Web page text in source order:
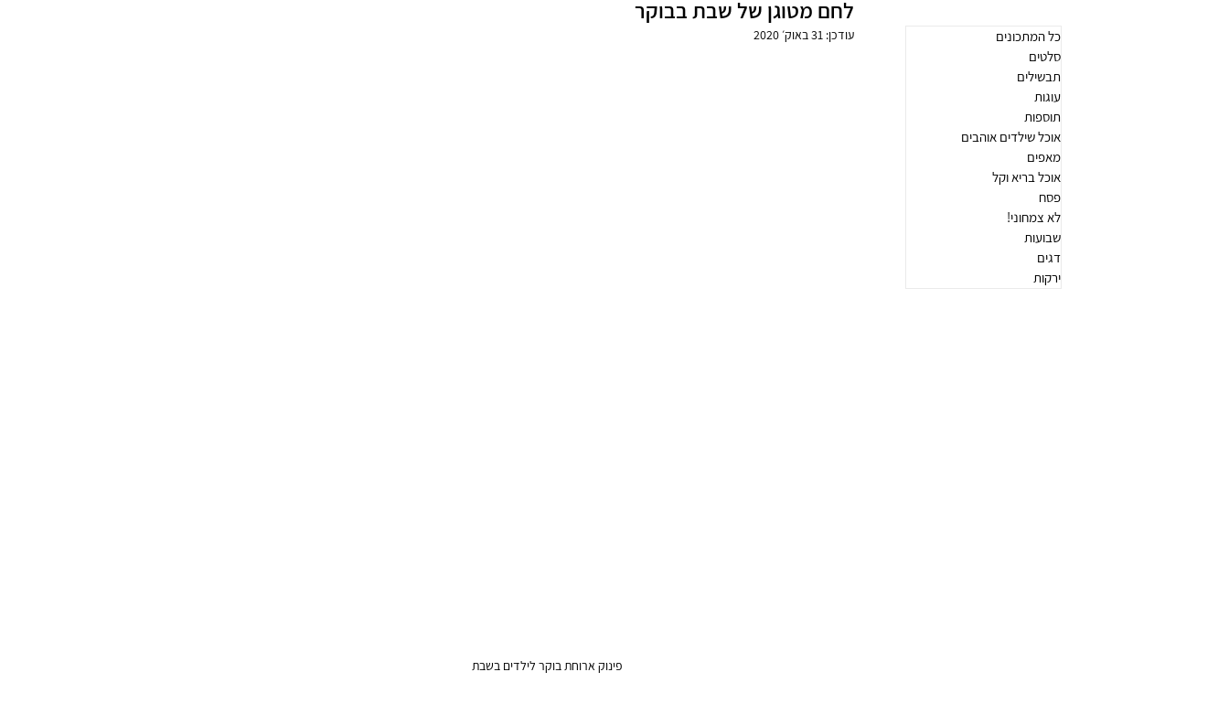
לחם מטוגן של שבת בבוקר
עודכן: 31 באוק׳ 2020
פינוק ארוחת בוקר לילדים בשבת
כל המתכונים
סלטים
תבשילים
עוגות
תוספות
אוכל שילדים אוהבים
מאפים
אוכל בריא וקל
פסח
לא צמחוני!
שבועות
דגים
ירקות